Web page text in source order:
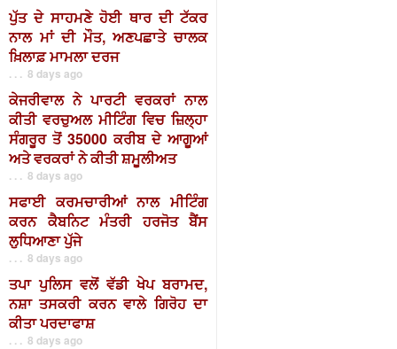
ਪੁੱਤ ਦੇ ਸਾਹਮਣੇ ਹੋਈ ਥਾਰ ਦੀ ਟੱਕਰ
ਨਾਲ ਮਾਂ ਦੀ ਮੌਤ, ਅਣਪਛਾਤੇ ਚਾਲਕ
ਖ਼ਿਲਾਫ਼ ਮਾਮਲਾ ਦਰਜ
. . . 8 days ago
ਕੇਜਰੀਵਾਲ ਨੇ ਪਾਰਟੀ ਵਰਕਰਾਂ ਨਾਲ
ਕੀਤੀ ਵਰਚੁਅਲ ਮੀਟਿੰਗ ਵਿਚ ਜ਼ਿਲ੍ਹਾ
ਸੰਗਰੂਰ ਤੋਂ 35000 ਕਰੀਬ ਦੇ ਆਗੂਆਂ
ਅਤੇ ਵਰਕਰਾਂ ਨੇ ਕੀਤੀ ਸ਼ਮੂਲੀਅਤ
. . . 8 days ago
ਸਫਾਈ ਕਰਮਚਾਰੀਆਂ ਨਾਲ ਮੀਟਿੰਗ
ਕਰਨ ਕੈਬਨਿਟ ਮੰਤਰੀ ਹਰਜੋਤ ਬੈਂਸ
ਲੁਧਿਆਣਾ ਪੁੱਜੇ
. . . 8 days ago
ਤਪਾ ਪੁਲਿਸ ਵਲੋਂ ਵੱਡੀ ਖੇਪ ਬਰਾਮਦ,
ਨਸ਼ਾ ਤਸਕਰੀ ਕਰਨ ਵਾਲੇ ਗਿਰੋਹ ਦਾ
ਕੀਤਾ ਪਰਦਾਫਾਸ਼
. . . 8 days ago